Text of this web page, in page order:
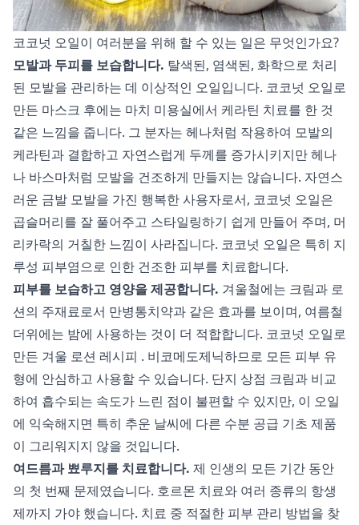
코코넛 오일이 여러분을 위해 할 수 있는 일은 무엇인가요?
모발과 두피를 보습합니다. 탈색된, 염색된, 화학으로 처리
된 모발을 관리하는 데 이상적인 오일입니다. 코코넛 오일로
만든 마스크 후에는 마치 미용실에서 케라틴 치료를 한 것
같은 느낌을 줍니다. 그 분자는 헤나처럼 작용하여 모발의
케라틴과 결합하고 자연스럽게 두께를 증가시키지만 헤나
나 바스마처럼 모발을 건조하게 만들지는 않습니다. 자연스
러운 금발 모발을 가진 행복한 사용자로서, 코코넛 오일은
곱슬머리를 잘 풀어주고 스타일링하기 쉽게 만들어 주며, 머
리카락의 거칠한 느낌이 사라집니다. 코코넛 오일은 특히 지
루성 피부염으로 인한 건조한 피부를 치료합니다.
피부를 보습하고 영양을 제공합니다. 겨울철에는 크림과 로
션의 주재료로서 만병통치약과 같은 효과를 보이며, 여름철
더위에는 밤에 사용하는 것이 더 적합합니다. 코코넛 오일로
만든 겨울 로션 레시피 . 비코메도제닉하므로 모든 피부 유
형에 안심하고 사용할 수 있습니다. 단지 상점 크림과 비교
하여 흡수되는 속도가 느린 점이 불편할 수 있지만, 이 오일
에 익숙해지면 특히 추운 날씨에 다른 수분 공급 기초 제품
이 그리워지지 않을 것입니다.
여드름과 뾰루지를 치료합니다. 제 인생의 모든 기간 동안
의 첫 번째 문제였습니다. 호르몬 치료와 여러 종류의 항생
제까지 가야 했습니다. 치료 중 적절한 피부 관리 방법을 찾